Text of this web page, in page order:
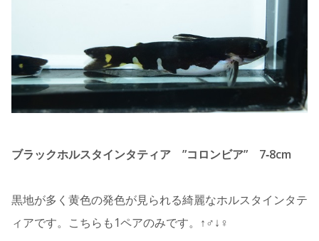
ブラックホルスタインタティア ”コロンビア” 7‐8cm
黒地が多く黄色の発色が見られる綺麗なホルスタインタテ
ィアです。こちらも1ペアのみです。↑♂↓♀